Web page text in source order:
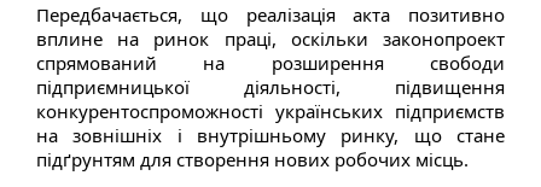
Передбачається, що реалізація акта позитивно
вплине на ринок праці, оскільки законопроект
спрямований на розширення свободи
підприємницької діяльності, підвищення
конкурентоспроможності українських підприємств
на зовнішніх і внутрішньому ринку, що стане
підґрунтям для створення нових робочих місць.